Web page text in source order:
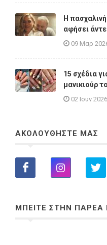
Η
αφήσει
09 Μαρ
15 σχέδια
μανικιούρ
02 Ιουν 2026
ΑΚΟΛΟΥΘΗΣΤΕ ΜΑΣ
ΜΠΕΙΤΕ ΣΤΗΝ ΠΑΡΕΑ